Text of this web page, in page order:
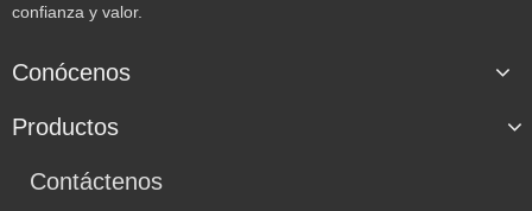
confianza y valor.
Conócenos
Productos
Contáctenos